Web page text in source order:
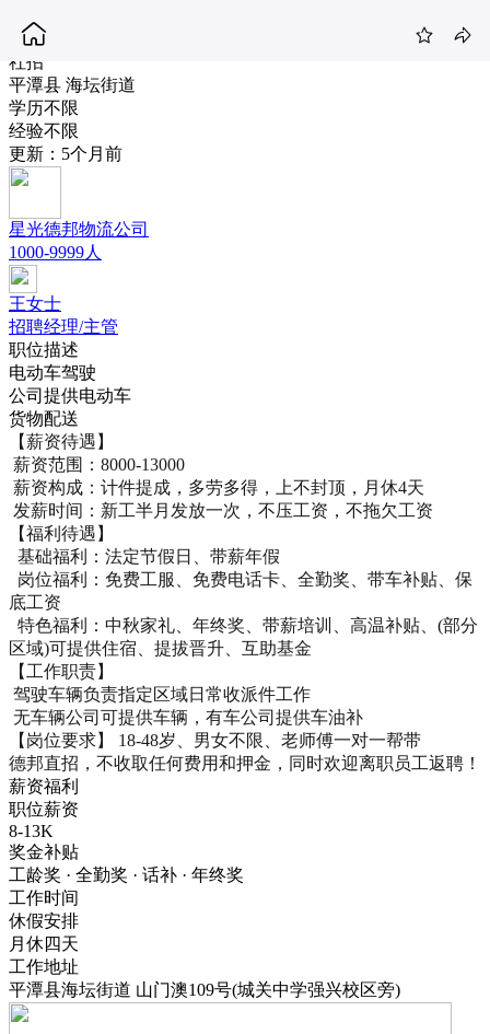
工资半月结算-平潭德邦快递员提供车辆
8-13K
社招
平潭县 海坛街道
学历不限
经验不限
更新：5个月前
星光德邦物流公司
1000-9999人
王女士
招聘经理/主管
职位描述
电动车驾驶
公司提供电动车
货物配送
【薪资待遇】
【福利待遇】
底工资
区域)可提供住宿、提拔晋升、互助基金
【工作职责】
【岗位要求】 18-48岁、男女不限、老师傅一对一帮带
德邦直招，不收取任何费用和押金，同时欢迎离职员工返聘！
薪资福利
职位薪资
8-13K
奖金补贴
工龄奖 · 全勤奖 · 话补 · 年终奖
工作时间
休假安排
月休四天
工作地址
平潭县海坛街道 山门澳109号(城关中学强兴校区旁)